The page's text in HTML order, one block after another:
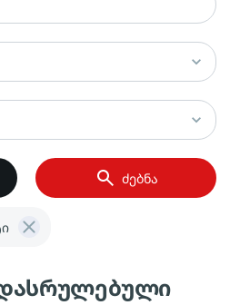
ძებნა
დასრულებული